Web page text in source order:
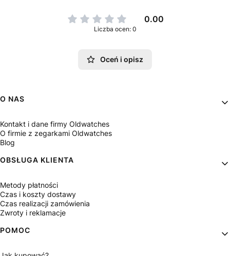
0.00
Liczba ocen: 0
Oceń i opisz
Linki w stopce
O NAS
Kontakt i dane firmy Oldwatches
O firmie z zegarkami Oldwatches
Blog
OBSŁUGA KLIENTA
Metody płatności
Czas i koszty dostawy
Czas realizacji zamówienia
Zwroty i reklamacje
POMOC